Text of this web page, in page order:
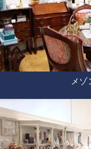
メゾ